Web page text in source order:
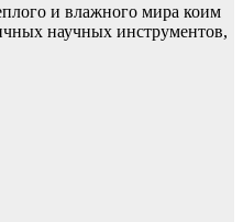
и влажного мира коим
научных инструментов,